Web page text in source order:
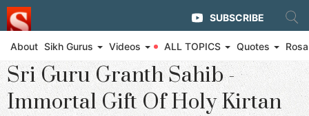
SUBSCRIBE
About Sikh Gurus Videos ALL TOPICS Quotes
◄ Eternal Glory of Guru Arjan Dev Ji
Sri Guru Granth Sahib -
Immortal Gift Of Holy Kirtan